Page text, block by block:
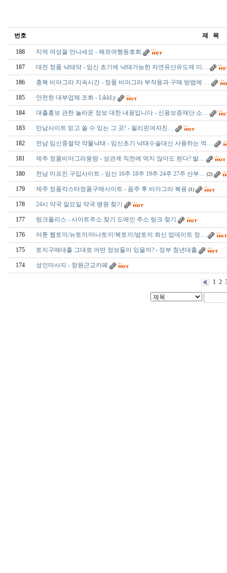
번호 제 목
188 지역 여성을 만나세요 - 해외여행동호회
187 대전 정품 낙태약 - 임신 초기에 낙태가능한 자연유산유도제 미…
186 충북 비아그라 지속시간 - 정품 비아그라 부작용과 구매 방법에 …
185 안전한 대부업체 조회 - LikkLy
184 대출홍보 관한 놀라운 정보 대한 내용입니다 - 신용보증재단 소…
183 만남사이트 믿고 쓸 수 있는 그 곳! - 필­리­핀­여­자­친­…
182 전남 임신중절약 약물낙태 - 임신초기 낙태수술대신 사용하는 먹…
181 제주 정품비­아그라용량 - 성관계 직전에 먹지 않아도 된다? 발…
180 전남 미프진 구입사이트 - 임신 16주 18주 19주 24주 27주 산부… (2)
179 제주 정품칵스타정품구매사이트 - 음주 후 비아그라 복용 (1)
178 24시 약국 일요일 약국 병원 찾기
177 링크폴리스 - 사이트주소 찾기 도메인 주소 링크 찾기
176 야툰 웹토끼/뉴토끼/마나토끼/북토끼/밤토끼 최신 업데이트 정…
175 토지구매대출 그대로 어떤 정보들이 있을까? - 정부 청년대출
174 성인마사지 - 창­원­근­교­카­페
1 2